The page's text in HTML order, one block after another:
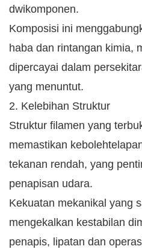
dwikomponen.
Komposisi ini
haba dan rintangan kimia,
dipercayai dalam
yang menuntut.
2. Kelebihan Struktur
Struktur filamen yang
memastikan
tekanan rendah, yang
penapisan udara.
Kekuatan mekanikal yang
mengekalkan kestabilan
penapis, lipatan dan